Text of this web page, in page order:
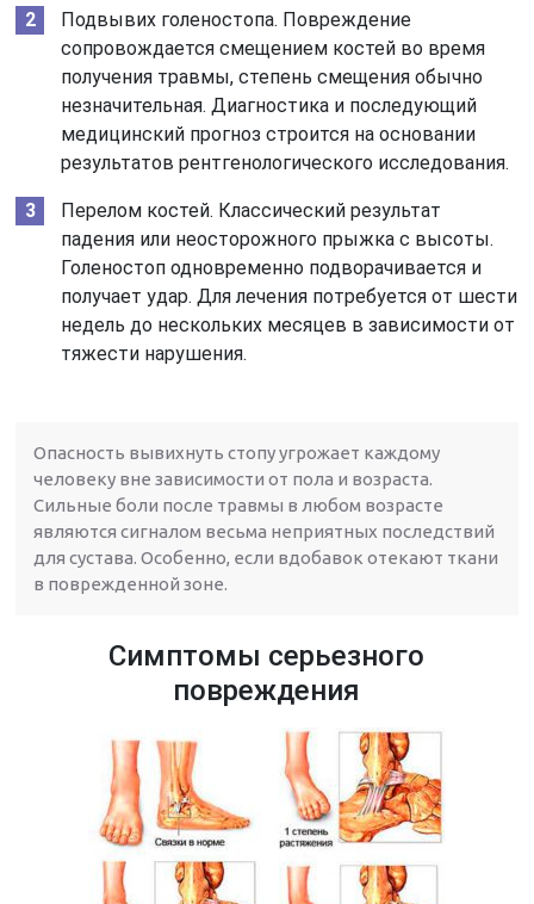
Подвывих голеностопа. Повреждение
сопровождается смещением костей во время
получения травмы, степень смещения обычно
незначительная. Диагностика и последующий
медицинский прогноз строится на основании
результатов рентгенологического исследования.
Перелом костей. Классический результат
падения или неосторожного прыжка с высоты.
Голеностоп одновременно подворачивается и
получает удар. Для лечения потребуется от шести
недель до нескольких месяцев в зависимости от
тяжести нарушения.
Опасность вывихнуть стопу угрожает каждому
человеку вне зависимости от пола и возраста.
Сильные боли после травмы в любом возрасте
являются сигналом весьма неприятных последствий
для сустава. Особенно, если вдобавок отекают ткани
в поврежденной зоне.
Симптомы серьезного
повреждения